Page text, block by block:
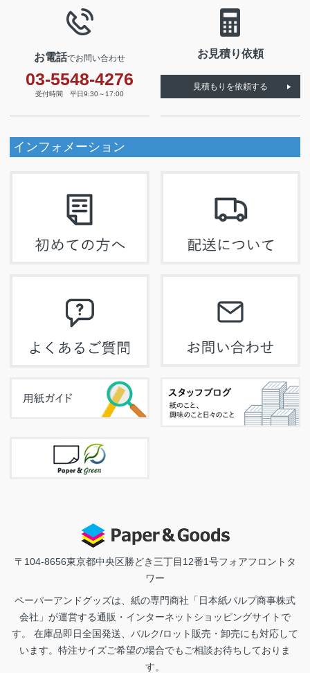
お電話でお問い合わせ
03-5548-4276
受付時間 平日9:30～17:00
お見積り依頼
見積もりを依頼する
インフォメーション
〒104-8656東京都中央区勝どき三丁目12番1号フォアフロントタ
ワー
ペーパーアンドグッズは、紙の専門商社「日本紙パルプ商事株式
会社」が運営する通販・インターネットショッピングサイトで
す。 在庫品即日全国発送、バルク/ロット販売・卸売にも対応して
います。特注サイズご希望の場合でもご相談お待ちしておりま
す。